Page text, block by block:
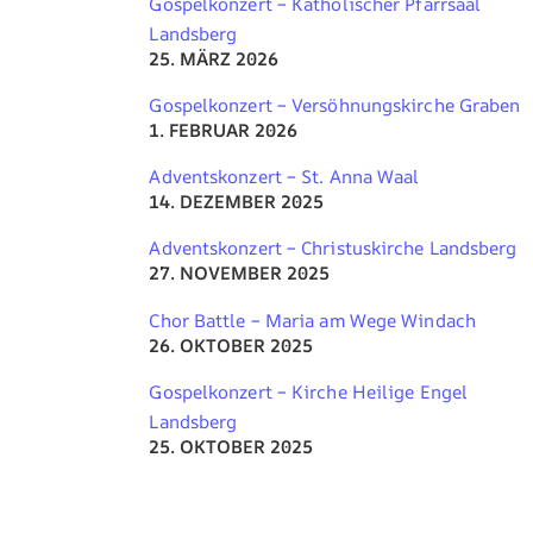
Landsberg
25. MÄRZ 2026
Gospelkonzert – Versöhnungskirche Graben
1. FEBRUAR 2026
Adventskonzert – St. Anna Waal
14. DEZEMBER 2025
Adventskonzert – Christuskirche Landsberg
27. NOVEMBER 2025
Chor Battle – Maria am Wege Windach
26. OKTOBER 2025
Gospelkonzert – Kirche Heilige Engel
Landsberg
25. OKTOBER 2025